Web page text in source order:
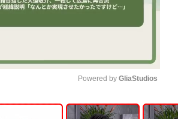
U
n
Powered by GliaStudios